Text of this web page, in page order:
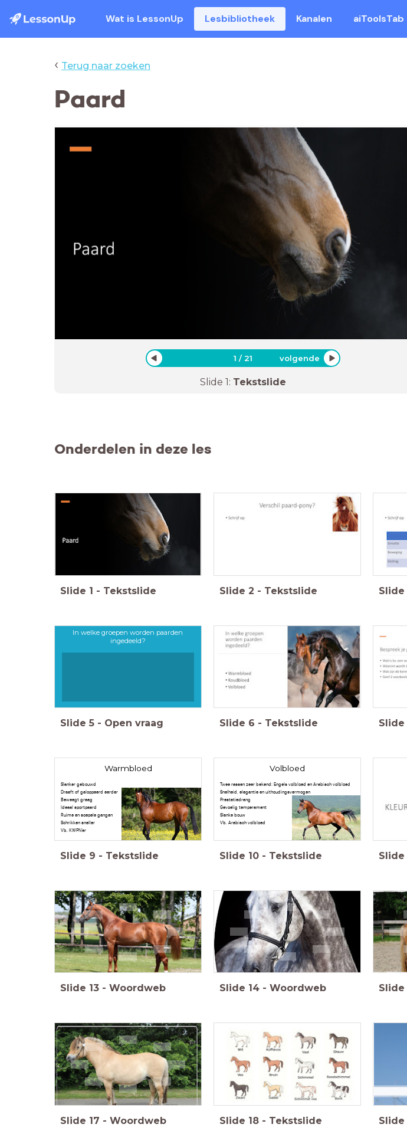
Wat is LessonUp Lesbibliotheek Kanalen aiToolsTab
‹ Terug naar zoeken
Paard
1 /21 volgende
Slide 1: Tekstslide
Onderdelen in deze les
Slide 1 - Tekstslide Slide 2 - Tekstslide Slide
In welke groepen worden paarden
ingedeeld?
Slide 5 - Open vraag Slide 6 - Tekstslide Slide
Warmbloed
Slanker gebouwd
Draaft of galoppeerd eerder
Beweegt graag
Ideaal sportpaard
Ruime en soepele gangen
Schrikken sneller
Vb. KWPN’er
Slide 9 - Tekstslide
Volbloed
Twee rassen zeer bekend: Engels volbloed en Arabisch volbloed
Snelheid, elegantie en uithoudingsvermogen
Prestatiedrang
Gevoelig temperament
Slanke bouw
Vb. Arabisch volbloed
Slide 10 - Tekstslide Slide
Slide 13 - Woordweb Slide 14 - Woordweb Slide
Slide 17 - Woordweb Slide 18 - Tekstslide Slide